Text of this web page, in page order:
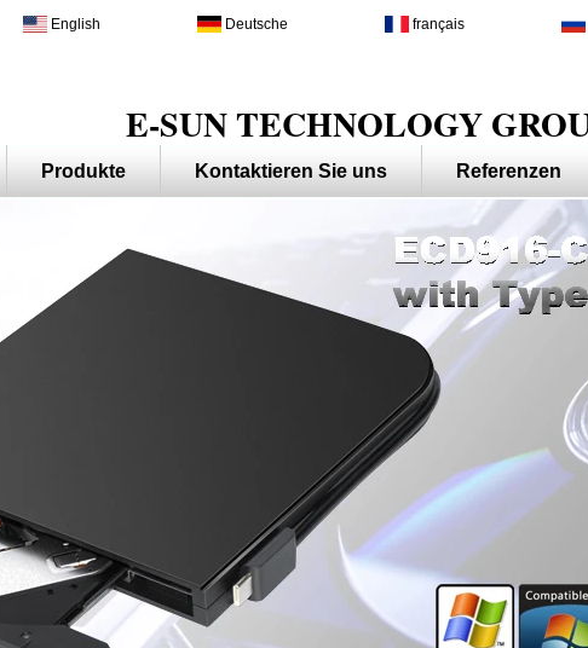
E-SUN TECHNOLOGY
English Deutsche français
Produkte Kontaktieren Sie uns Referenzen